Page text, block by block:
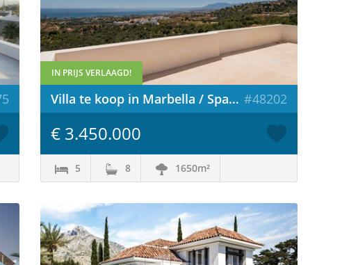
IN PRIJS VERLAAGD!
Villa te koop in Marbella / Spanje #48202
€ 3.450.000
5 8 1650m²